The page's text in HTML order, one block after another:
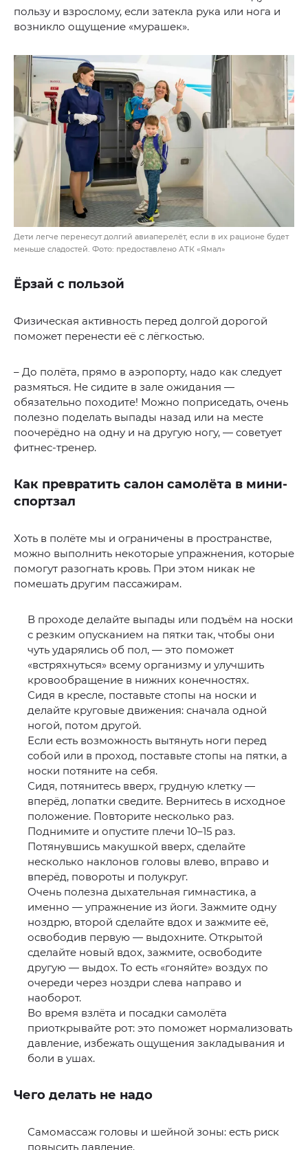
пользу и взрослому, если затекла рука или нога и
возникло ощущение «мурашек».
Дети легче перенесут долгий авиаперелёт, если в их рационе будет
меньше сладостей. Фото: предоставлено АТК «Ямал»
Ёрзай с пользой
Физическая активность перед долгой дорогой
поможет перенести её с лёгкостью.
– До полёта, прямо в аэропорту, надо как следует
размяться. Не сидите в зале ожидания —
обязательно походите! Можно поприседать, очень
полезно поделать выпады назад или на месте
поочерёдно на одну и на другую ногу, — советует
фитнес-тренер.
Как превратить салон самолёта в мини-
спортзал
Хоть в полёте мы и ограничены в пространстве,
можно выполнить некоторые упражнения, которые
помогут разогнать кровь. При этом никак не
помешать другим пассажирам.
В проходе делайте выпады или подъём на носки
с резким опусканием на пятки так, чтобы они
чуть ударялись об пол, — это поможет
«встряхнуться» всему организму и улучшить
кровообращение в нижних конечностях.
Сидя в кресле, поставьте стопы на носки и
делайте круговые движения: сначала одной
ногой, потом другой.
Если есть возможность вытянуть ноги перед
собой или в проход, поставьте стопы на пятки, а
носки потяните на себя.
Сидя, потянитесь вверх, грудную клетку —
вперёд, лопатки сведите. Вернитесь в исходное
положение. Повторите несколько раз.
Поднимите и опустите плечи 10–15 раз.
Потянувшись макушкой вверх, сделайте
несколько наклонов головы влево, вправо и
вперёд, повороты и полукруг.
Очень полезна дыхательная гимнастика, а
именно — упражнение из йоги. Зажмите одну
ноздрю, второй сделайте вдох и зажмите её,
освободив первую — выдохните. Открытой
сделайте новый вдох, зажмите, освободите
другую — выдох. То есть «гоняйте» воздух по
очереди через ноздри слева направо и
наоборот.
Во время взлёта и посадки самолёта
приоткрывайте рот: это поможет нормализовать
давление, избежать ощущения закладывания и
боли в ушах.
Чего делать не надо
Самомассаж головы и шейной зоны: есть риск
повысить давление.